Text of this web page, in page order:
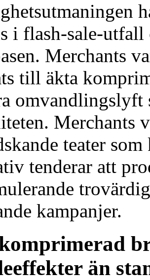
i flash-sale-
Merchants
till äkta
Merchants
teater
tenderar att
kampanjer.
än